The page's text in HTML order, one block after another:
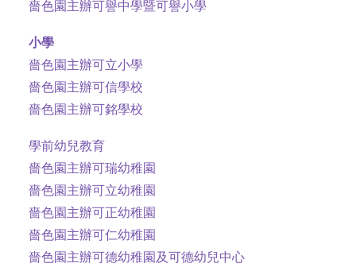
嗇色園主辦可譽中學暨可譽小學
小學
嗇色園主辦可立小學
嗇色園主辦可信學校
嗇色園主辦可銘學校
學前幼兒教育
嗇色園主辦可瑞幼稚園
嗇色園主辦可立幼稚園
嗇色園主辦可正幼稚園
嗇色園主辦可仁幼稚園
嗇色園主辦可德幼稚園及可德幼兒中心